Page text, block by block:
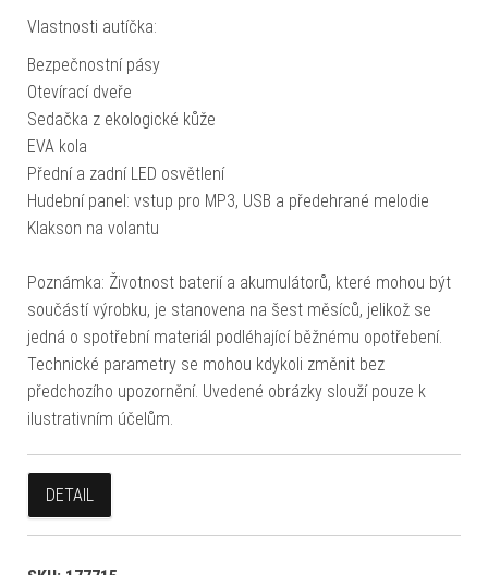
Vlastnosti autíčka:
Bezpečnostní pásy
Otevírací dveře
Sedačka z ekologické kůže
EVA kola
Přední a zadní LED osvětlení
Hudební panel: vstup pro MP3, USB a předehrané melodie
Klakson na volantu
Poznámka: Životnost baterií a akumulátorů, které mohou být
součástí výrobku, je stanovena na šest měsíců, jelikož se
jedná o spotřební materiál podléhající běžnému opotřebení.
Technické parametry se mohou kdykoli změnit bez
předchozího upozornění. Uvedené obrázky slouží pouze k
ilustrativním účelům.
DETAIL